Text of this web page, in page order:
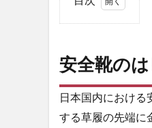
靴
は
じ
ま
安全靴の
日本国内における
する草履の先端に